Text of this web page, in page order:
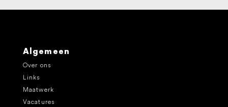
Algemeen
Over ons
Links
Maatwerk
Vacatures